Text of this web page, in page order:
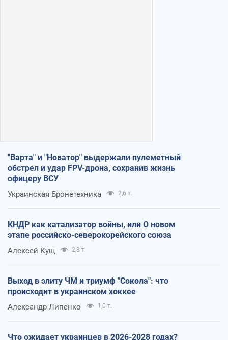
"Варта" и "Новатор" выдержали пулеметный
обстрел и удар FPV-дрона, сохранив жизнь
офицеру ВСУ
Украинская Бронетехника 2,6 т.
КНДР как катализатор войны, или О новом
этапе российско-северокорейского союза
Алексей Кущ 2,8 т.
Выход в элиту ЧМ и триумф "Сокола": что
происходит в украинском хоккее
Александр Липенко 1,0 т.
Что ожидает украинцев в 2026-2028 годах?